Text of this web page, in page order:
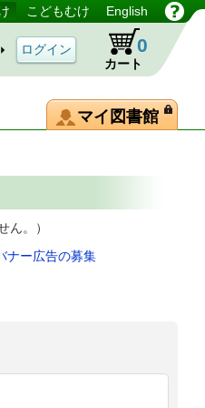
こどもむけ English
カート
0
マイ図書館
。）
ナー広告の募集